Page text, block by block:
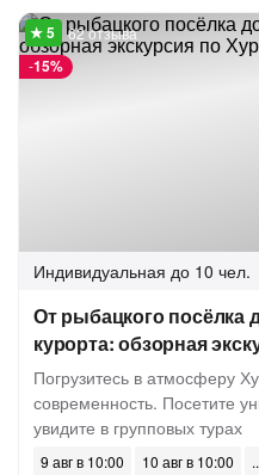
-15%
62 отзыва
Индивидуальная до 10 чел.
От рыбацкого посёлка
курорта: обзорная
Погрузитесь в атмосферу
современность. Посетите
увидите в групповых турах
9 авг в 10:00
10 авг в 10:00